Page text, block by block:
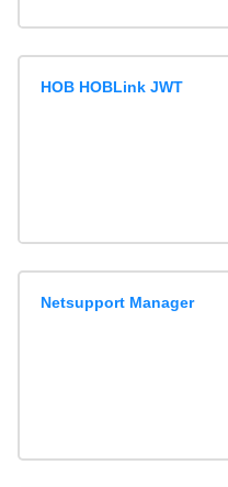
HOB HOBLink JWT
Netsupport Manager